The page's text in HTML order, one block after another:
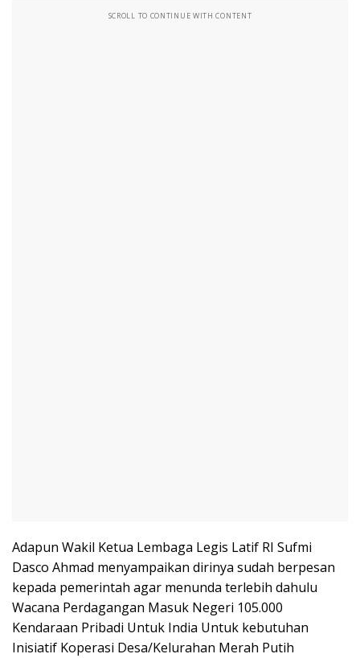
SCROLL TO CONTINUE WITH CONTENT
Adapun Wakil Ketua Lembaga Legis Latif RI Sufmi
Dasco Ahmad menyampaikan dirinya sudah berpesan
kepada pemerintah agar menunda terlebih dahulu
Wacana Perdagangan Masuk Negeri 105.000
Kendaraan Pribadi Untuk India Untuk kebutuhan
Inisiatif Koperasi Desa/Kelurahan Merah Putih